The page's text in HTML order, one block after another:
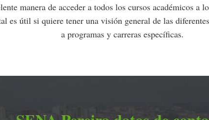
manera de acceder a todos los cursos académicos
es útil si quiere tener una visión general de las
a programas y carreras específicas.